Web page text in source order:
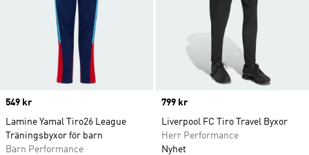
Price
549 kr
Lamine Yamal Tiro26 League
Träningsbyxor för barn
Barn Performance
Price
799 kr
Liverpool FC Tiro Travel Byxor
Herr Performance
Nyhet